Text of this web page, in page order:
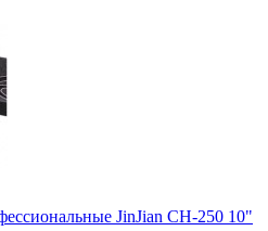
JinJian CH-250 10"